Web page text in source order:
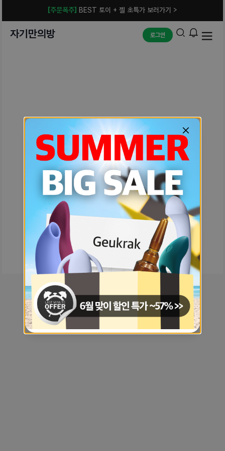
[주문폭주] BEST 토이 + 젤 초특가 보러가기 >
자기만의방 로그인
예상치 못한 에러입니다.